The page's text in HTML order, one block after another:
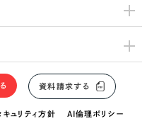
資料請求する
ュリティ方針 AI倫理ポリシー